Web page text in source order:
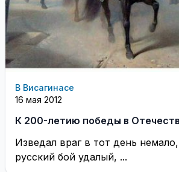
В Висагинасе
16 мая 2012
К 200-летию победы в
Изведал враг в тот день
русский бой удалый, ...